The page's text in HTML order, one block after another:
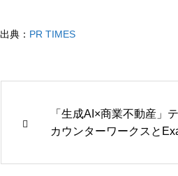
出典： PR TIMES
「生成AI×商業不動産」
カウンターワークスと